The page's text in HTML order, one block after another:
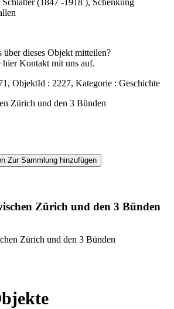
über dieses Objekt mitteilen?
hier Kontakt mit uns auf.
ObjektId : 2227, Kategorie : Geschichte
Zürich und den 3 Bünden
Zur Sammlung hinzufügen
Zürich und den 3 Bünden